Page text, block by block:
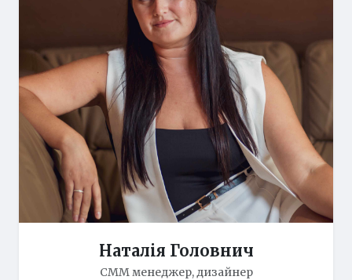
Наталія Головнич
СММ менеджер, дизайнер